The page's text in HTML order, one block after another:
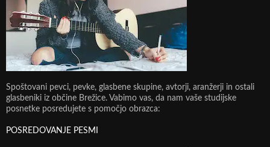
Spoštovani pevci, pevke, glasbene skupine, avtorji, aranžerji in ostali
glasbeniki iz občine Brežice. Vabimo vas, da nam vaše studijske
posnetke posredujete s pomočjo obrazca:
POSREDOVANJE PESMI